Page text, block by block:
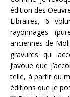
édition des
Libraires, 6
rayonnages
anciennes de
gravures qui
J’avoue que
telle, à partir du
éditions que je